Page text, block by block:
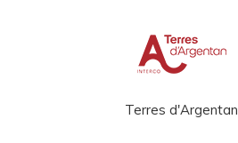
Terres d'Argentan